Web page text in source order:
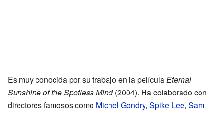
Es muy conocida por su trabajo en la películaEternal
Sunshine of the Spotless Mind(2004). Ha colaborado con
directores famosos como Michel Gondry, Spike Lee, Sam